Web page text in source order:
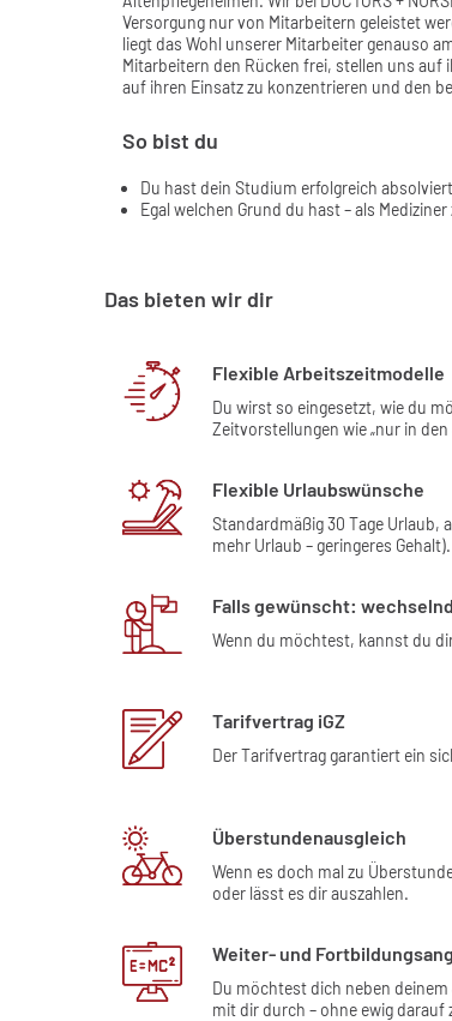
Versorgung nur von Mitarbeitern geleistet
liegt das Wohl unserer Mitarbeiter genauso
Mitarbeitern den Rücken frei, stellen uns
auf ihren Einsatz zu konzentrieren und den
So bist du
Du hast dein Studium erfolgreich
Egal welchen Grund du hast – als
Das bieten wir dir
Flexible Arbeitszeitmodelle
Du wirst so eingesetzt, wie du
Zeitvorstellungen wie „nur in
Flexible Urlaubswünsche
Standardmäßig 30 Tage Urlaub,
mehr Urlaub – geringeres Gehalt).
Falls gewünscht:
Wenn du möchtest, kannst du
Tarifvertrag iGZ
Der Tarifvertrag garantiert ein
Überstundenausgleich
Wenn es doch mal zu
oder lässt es dir auszahlen.
Weiter- und
Du möchtest dich neben
mit dir durch – ohne ewig darauf